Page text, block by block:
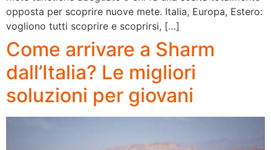
opposta per scoprire nuove mete. Italia, Europa, Estero:
vogliono tutti scoprire e scoprirsi, […]
Come arrivare a Sharm
dall’Italia? Le migliori
soluzioni per giovani